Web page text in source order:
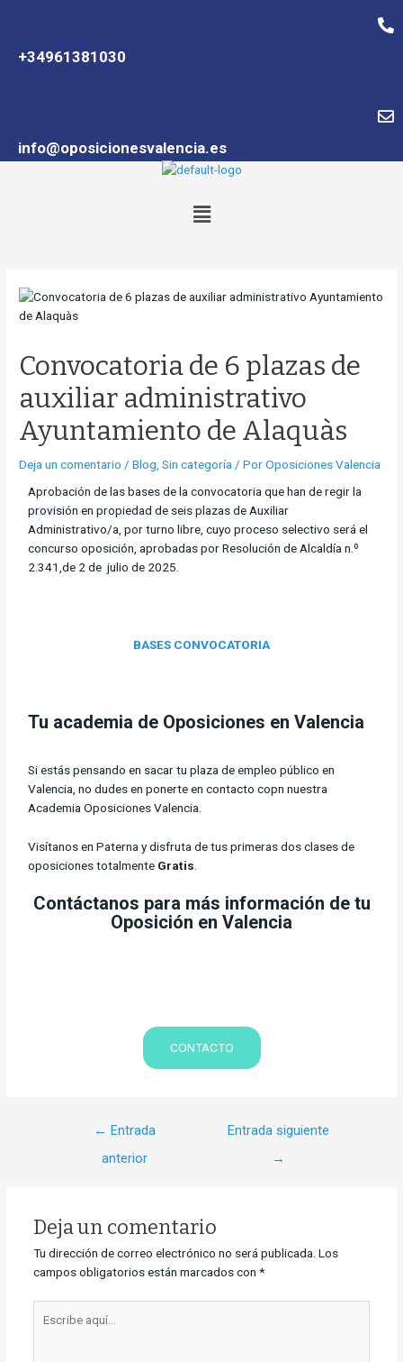
+34961381030
info@oposicionesvalencia.es
Menú
Convocatoria de 6 plazas de
auxiliar administrativo
Ayuntamiento de Alaquàs
Deja un comentario /Blog ,Sin categoría / PorOposiciones Valencia
Aprobación de las bases de la convocatoria que han de regir la
provisión en propiedad de seis plazas de Auxiliar
Administrativo/a, por turno libre, cuyo proceso selectivo será el
concurso oposición, aprobadas por Resolución de Alcaldía n.º
2.341,de 2 de julio de 2025.
BASES CONVOCATORIA
Tu academia de Oposiciones en Valencia
Si estás pensando en sacar tu plaza de empleo público en
Valencia, no dudes en ponerte en contacto copn nuestra
Academia Oposiciones Valencia.
Visítanos en Paterna y disfruta de tus primeras dos clases de
oposiciones totalmente Gratis
Contáctanos para más información de tu
Oposición en Valencia
CONTACTO
entradas
← Entrada
anterior
Entrada siguiente
→
Deja un comentario
Tu dirección de correo electrónico no será publicada. Los
campos obligatorios están marcados con *
aquí...